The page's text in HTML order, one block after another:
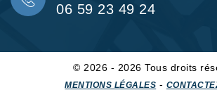
06 59 23 49 24
© 2026 - 2026 Tous droits
MENTIONS LÉGALES -